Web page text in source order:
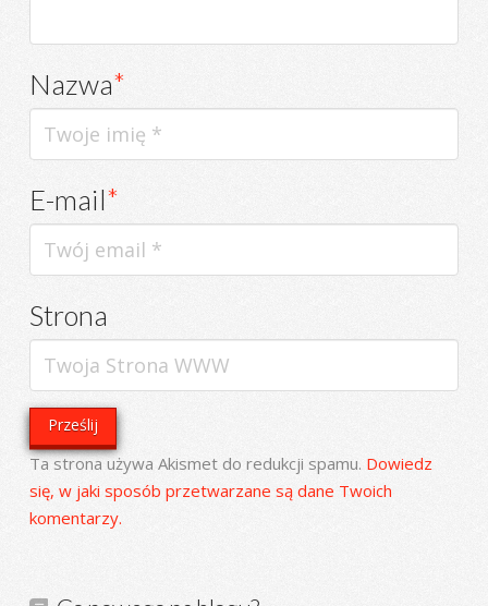
Nazwa*
E-mail*
Strona
Ta strona używa Akismet do redukcji spamu. Dowiedz
się, w jaki sposób przetwarzane są dane Twoich
komentarzy.